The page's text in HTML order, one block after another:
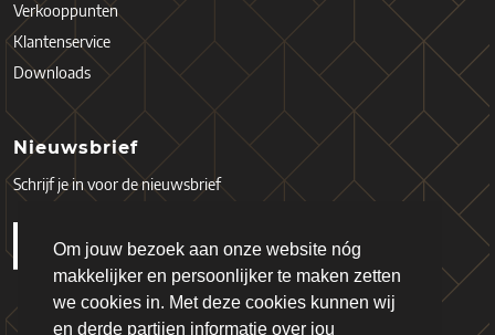
Om jouw bezoek aan onze website nóg
makkelijker en persoonlijker te maken zetten
we cookies in. Met deze cookies kunnen wij
en derde partijen informatie over jou
Verkooppunten
Klantenservice
Downloads
Nieuwsbrief
Schrijf je in voor de nieuwsbrief